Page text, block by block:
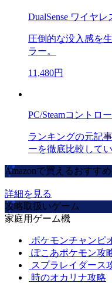
DualSense ワイヤ
圧倒的な没入感を
ラー。
11,480円
PC/Steamコントロ
ランキングの元記
ーを徹底比較して
Amazonで買えるおすす
詳細を見る
攻略取扱いゲーム
家庭用ゲーム機
ポケモンチャンピ
ぽこあポケモン攻
スプラレイダース
時のオカリナ攻略